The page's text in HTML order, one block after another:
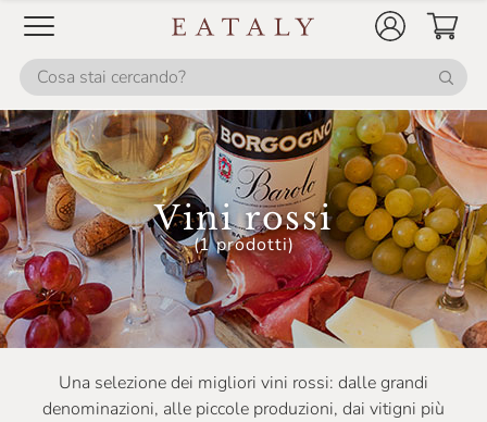
Vini rossi
(1 prodotti)
Una selezione dei migliori vini rossi: dalle grandi
denominazioni, alle piccole produzioni, dai vitigni più
Casale Del Giglio
Cascina Corte
Cascina GemmaRina
Cascina Gilli
Cascina Valle Asinari
Castellare Di Castellina
Castello Monaci
Castello Monsanto
Castello Di Monsanto